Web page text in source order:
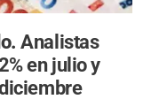
Analistas
en julio y